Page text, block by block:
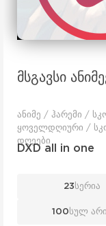
მსგავსი
ანიმე / ჰარემი /
ყოველდღიური /
დღეები
DXD all in one
23 სერია
100 სულ